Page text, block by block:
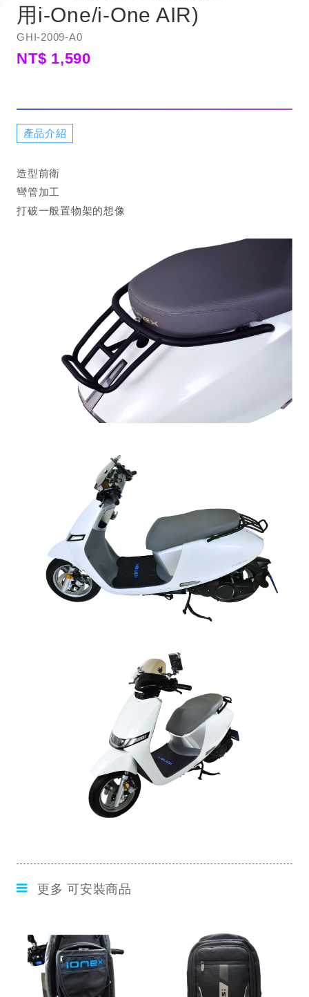
用i-One/i-One AIR)
GHI-2009-A0
NT$ 1,590
產品介紹
造型前衛
彎管加工
打破一般置物架的想像
更多 可安裝商品